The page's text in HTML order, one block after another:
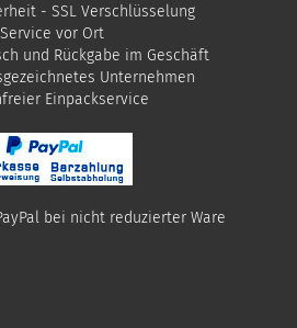
- SSL Verschlüsselung
Service vor Ort
und Rückgabe im Geschäft
Unternehmen
Einpackservice
bei nicht reduzierter Ware